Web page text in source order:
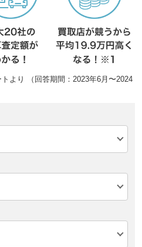
より （回答期間：2023年6月〜2024